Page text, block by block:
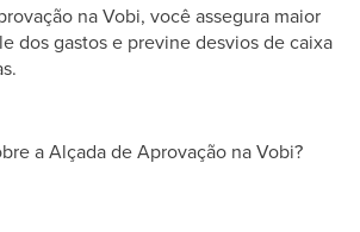
na Vobi, você assegura maior
dos gastos e previne desvios de caixa
a Alçada de Aprovação na Vobi?